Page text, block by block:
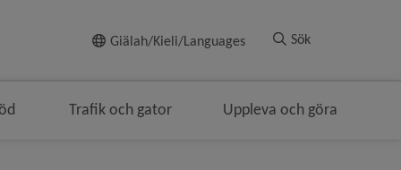
Giälah/Kieli/Languages Sök
Trafik och gator Uppleva och göra